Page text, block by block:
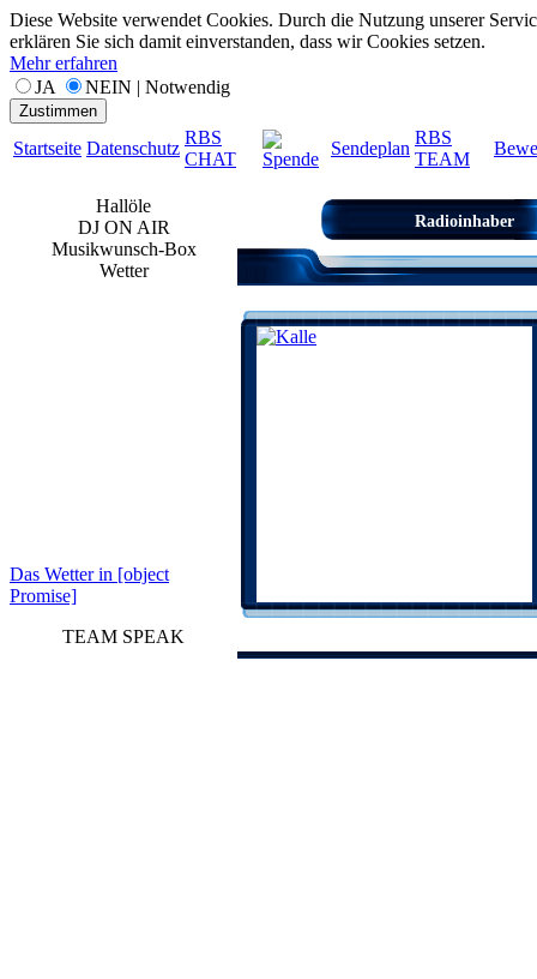
Diese Website verwendet Cookies. Durch die Nutzung unserer
erklären Sie sich damit einverstanden, dass wir Cookies setzen.
Mehr erfahren
JA
NEIN | Notwendig
Zustimmen
Startseite Datenschutz
RBS
CHAT
Spende
Sendeplan
RBS
TEAM
Hallöle
DJ ON AIR
Musikwunsch-Box
Wetter
Das Wetter in [object
Promise]
TEAM SPEAK
Radioinhaber